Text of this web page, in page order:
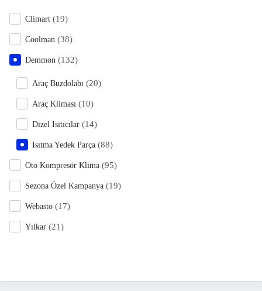
Climart (19)
Coolman (38)
Demmon (132)
Araç Buzdolabı (20)
Araç Kliması (10)
Dizel Isıtıcılar (14)
Isıtma Yedek Parça (88)
Oto Kompresör Klima (95)
Sezona Özel Kampanya (19)
Webasto (17)
Yılkar (21)